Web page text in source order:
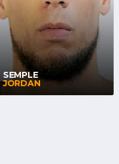
SEMPLE
JORDAN